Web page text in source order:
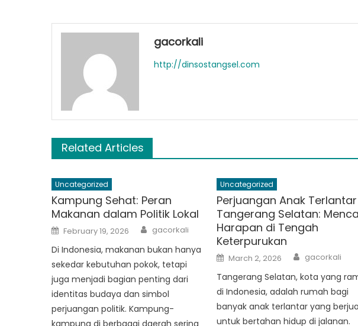
gacorkali
http://dinsostangsel.com
Related Articles
Uncategorized
Kampung Sehat: Peran
Makanan dalam Politik Lokal
Posted
on
February 19, 2026 Author
gacorkali
Di Indonesia, makanan bukan hanya
sekedar kebutuhan pokok, tetapi
juga menjadi bagian penting dari
identitas budaya dan simbol
perjuangan politik. Kampung-
kampung di berbagai daerah sering
Uncategorized
Perjuangan Anak
Tangerang Selatan:
Harapan di Tengah
Keterpurukan
Posted
on
March 2, 2026 Author
gacorkali
Tangerang Selatan, kota yang
di Indonesia, adalah rumah bagi
banyak anak terlantar yang
untuk bertahan hidup di jalanan.